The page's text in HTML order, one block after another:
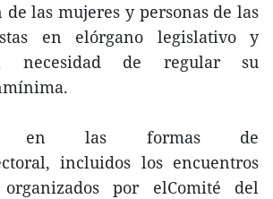
las mujeres y personas de las
en elórgano legislativo y
necesidad de regular su
en las formas de
incluidos los encuentros
por elComité del